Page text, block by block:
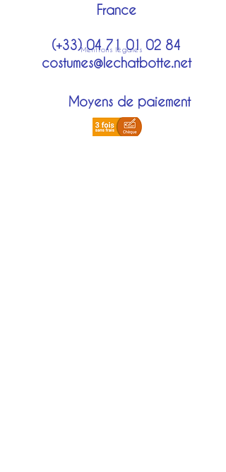
Mentions légales
France
(+33)04 71 01 02 84
costumes@lechatbotte.net
Moyens de paiement